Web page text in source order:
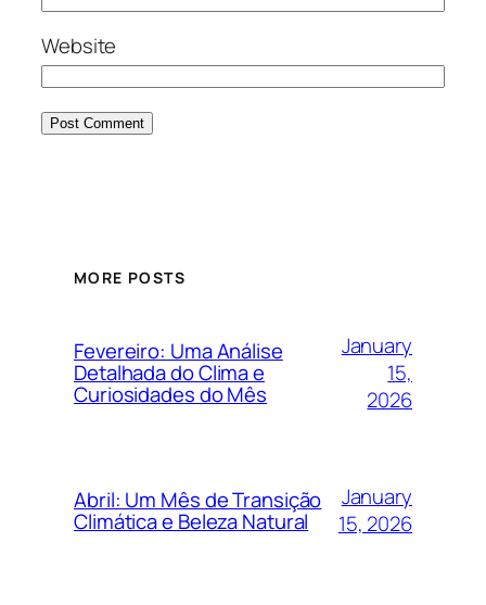
Website
MORE POSTS
Fevereiro: Uma Análise
Detalhada do Clima e
Curiosidades do Mês
January
15,
2026
Abril: Um Mês de Transição
Climática e Beleza Natural
January
15, 2026